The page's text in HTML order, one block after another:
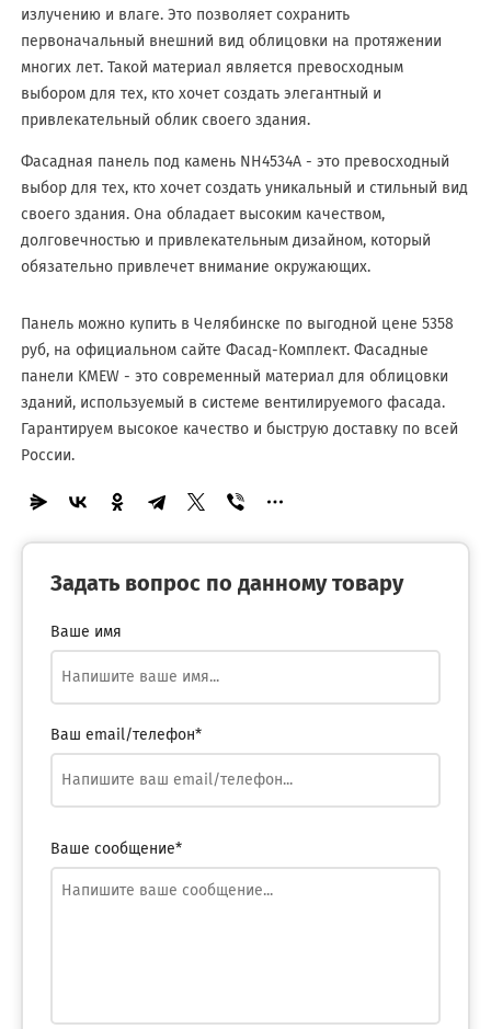
излучению и влаге. Это позволяет сохранить
первоначальный внешний вид облицовки на протяжении
многих лет. Такой материал является превосходным
выбором для тех, кто хочет создать элегантный и
привлекательный облик своего здания.
Фасадная панель под камень NH4534A - это превосходный
выбор для тех, кто хочет создать уникальный и стильный вид
своего здания. Она обладает высоким качеством,
долговечностью и привлекательным дизайном, который
обязательно привлечет внимание окружающих.
Панель можно купить в Челябинске по выгодной цене 5358
руб, на официальном сайте Фасад-Комплект. Фасадные
панели KMEW - это современный материал для облицовки
зданий, используемый в системе вентилируемого фасада.
Гарантируем высокое качество и быструю доставку по всей
России.
Задать вопрос по данному товару
Ваше имя
Ваш email/телефон*
Ваше сообщение*